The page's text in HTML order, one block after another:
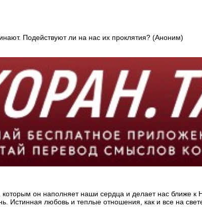
Подействуют ли на нас их проклятия? (Аноним)
он наполняет наши сердца и делает нас ближе к
Истинная любовь и теплые отношения, как и все на